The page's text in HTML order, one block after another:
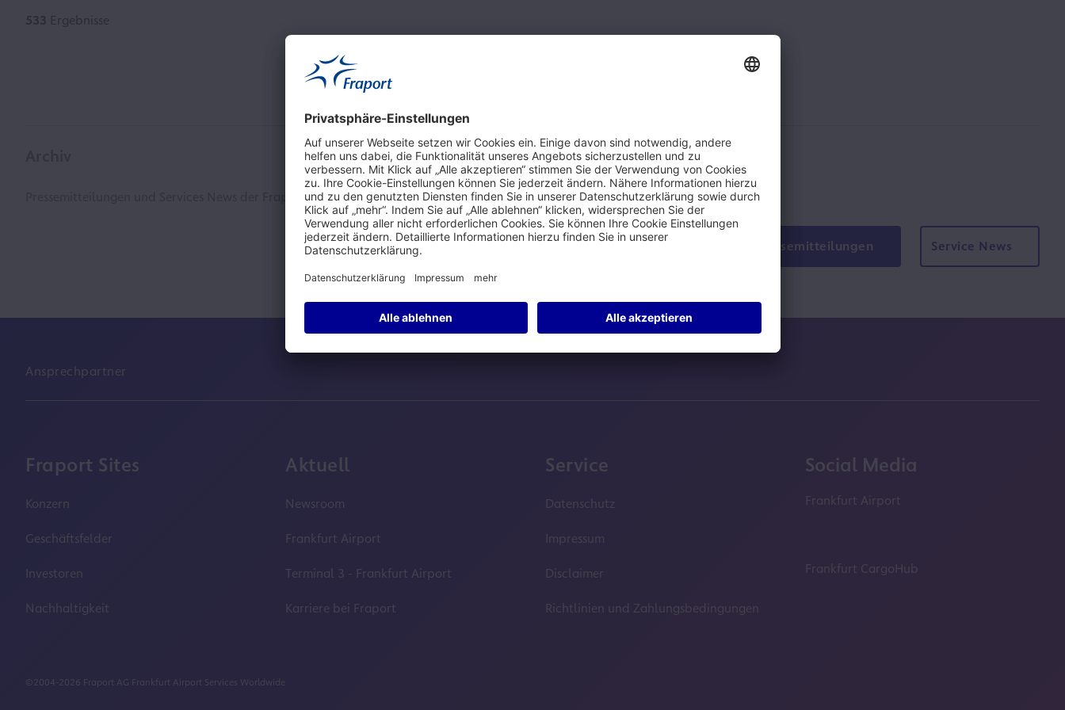
533 Ergebnisse
Pressemitteilungen und Services News der Fraport AG der vergangenen Jahre.
Pressemitteilungen Service News
Ansprechpartner
Fraport Sites
Konzern
Geschäftsfelder
Investoren
Nachhaltigkeit
Aktuell
Newsroom
Frankfurt Airport
Terminal 3 - Frankfurt Airport
Karriere bei Fraport
Service
Datenschutz
Impressum
Disclaimer
Richtlinien und Zahlungsbedingungen
Social Media
Frankfurt Airport
Frankfurt CargoHub
©2004-2026 Fraport AG Frankfurt Airport Services Worldwide